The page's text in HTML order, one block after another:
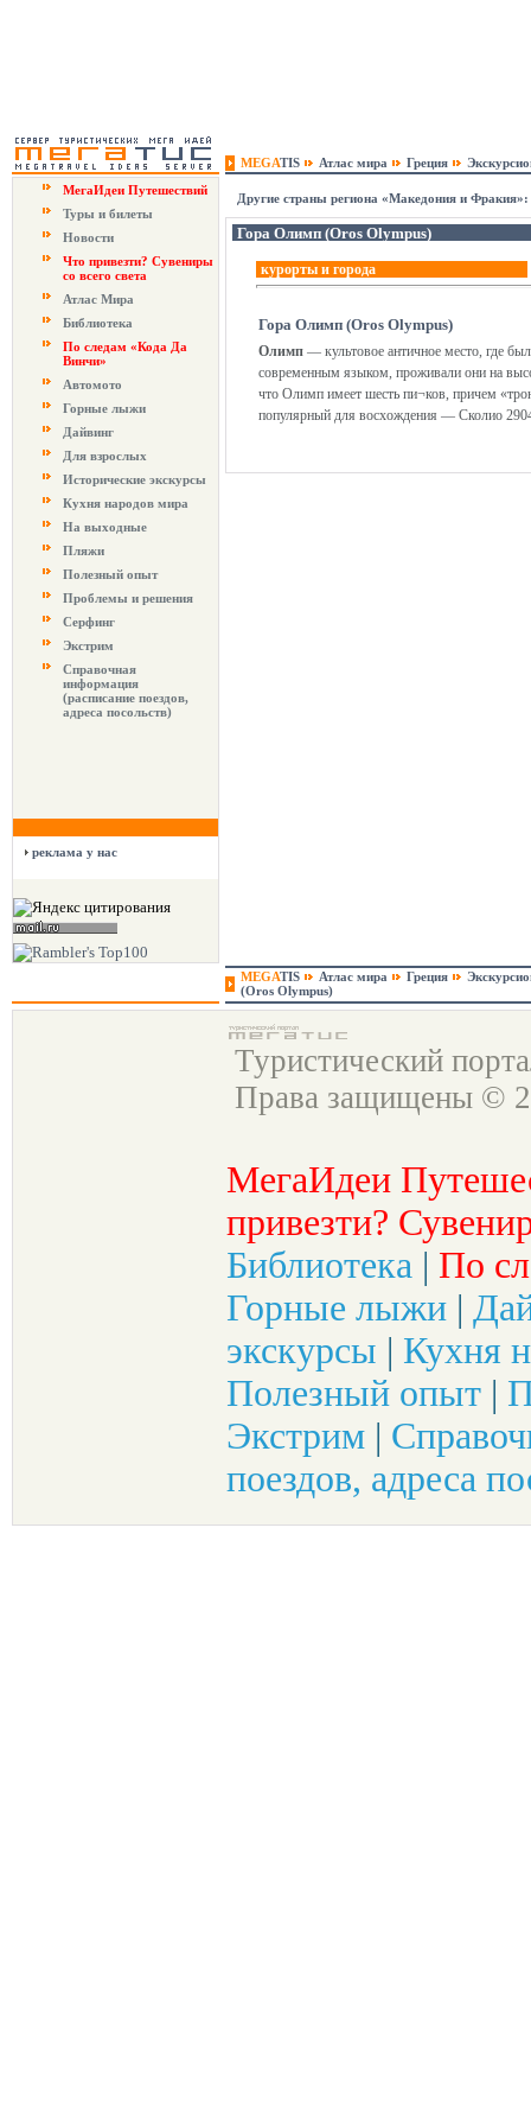
MEGATIS Атлас мира Греция
МегаИдеи Путешествий
Туры и билеты
Новости
Что привезти? Сувениры
со всего света
Атлас Мира
Библиотека
По следам «Кода Да
Винчи»
Автомото
Горные лыжи
Дайвинг
Для взрослых
Исторические экскурсы
Кухня народов мира
На выходные
Пляжи
Полезный опыт
Проблемы и решения
Серфинг
Экстрим
Справочная
информация
(расписание поездов,
адреса посольств)
реклама у нас
Другие страны региона «Македония и Фракия»:
Гора Олимп (Oros Olympus)
курорты и города
Гора Олимп (Oros Olympus)
Олимп — культовое античное место, где
современным языком, проживали они на
что Олимп имеет шесть пи¬ков, причем
популярный для восхождения — Сколио
MEGATIS Атлас мира Греция
(Oros Olympus)
Туристический
Права защищены ©
МегаИдеи
привезти?
Библиотека | По
Горные лыжи |
экскурсы | Кухня
Полезный опыт |
Экстрим |
поездов, адреса